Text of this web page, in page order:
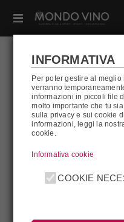
INFORMATIVA
Per poter gestire al
verranno
informazioni in piccoli file
molto importante che tu
sulla privacy e sui cookie
informazioni, leggi la
cookie.
Informativa cookie
COOKIE